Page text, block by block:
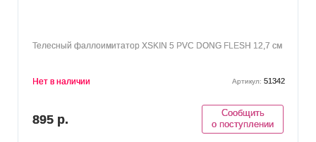
Телесный фаллоимитатор XSKIN 5 PVC DONG FLESH 12,7 см
Нет в наличии Артикул: 51342
895 р.
Сообщить
о поступлении